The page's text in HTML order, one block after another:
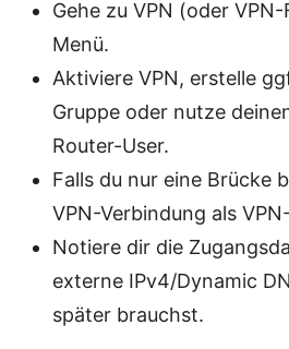
Gehe zu VPN (oder
Menü.
Aktiviere VPN, erstelle
Gruppe oder nutze
Router-User.
Falls du nur eine Brücke
VPN-Verbindung als
Notiere dir die
externe IPv4/Dynamic
später brauchst.